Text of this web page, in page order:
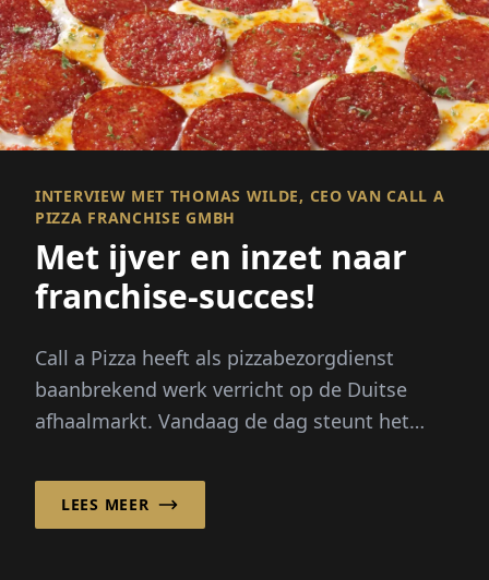
INTERVIEW MET THOMAS WILDE, CEO VAN CALL A
PIZZA FRANCHISE GMBH
Met ijver en inzet naar
franchise-succes!
Call a Pizza heeft als pizzabezorgdienst
baanbrekend werk verricht op de Duitse
afhaalmarkt. Vandaag de dag steunt het
LEES MEER